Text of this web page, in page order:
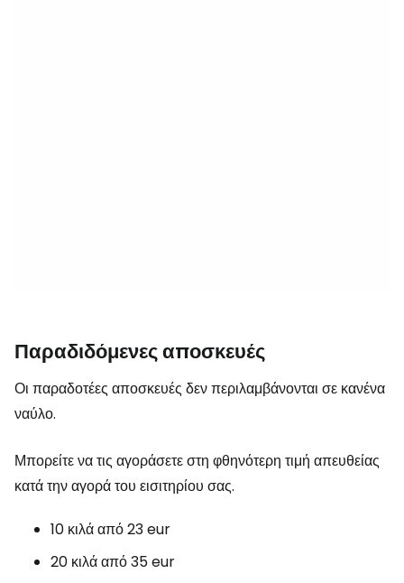
Παραδιδόμενες αποσκευές
Οι παραδοτέες αποσκευές δεν περιλαμβάνονται σε κανένα
ναύλο.
Μπορείτε να τις αγοράσετε στη φθηνότερη τιμή απευθείας
κατά την αγορά του εισιτηρίου σας.
10 κιλά από 23 eur
20 κιλά από 35 eur